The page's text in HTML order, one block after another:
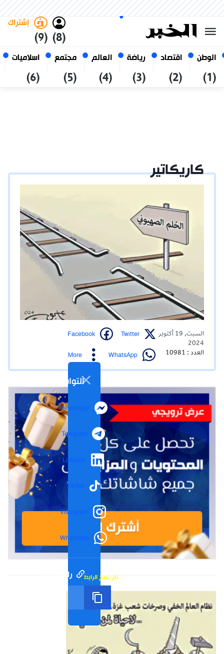
الوطن
(1)
اقتصاد
(2)
رياضة
(3)
العالم
(4)
مجتمع
(5)
اسلاميات
(6)
(8)
إشتراك
(9)
06 أغسطس 2026
الجزائر
كاريكاتير
السبت, 19 أكتوبر
2024
العدد : 10981
Twitter
Facebook
WhatsApp
More
التواصل الاجتماعي
Messenger
Telegram
LinkedIn
TikTok
Instagram
WhatsApp
رابط مختصر تم نسخ الرابط